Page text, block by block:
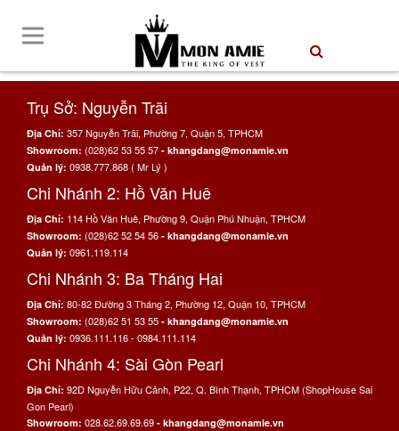
Trụ Sở: Nguyễn Trãi
Địa Chỉ: 357 Nguyễn Trãi, Phường 7, Quận 5, TPHCM
Showroom: (028)62 53 55 57 - khangdang@monamie.vn
Quản lý: 0938.777.868 ( Mr Lý )
Chi Nhánh 2: Hồ Văn Huê
Địa Chỉ: 114 Hồ Văn Huê, Phường 9, Quận Phú Nhuận, TPHCM
Showroom: (028)62 52 54 56 - khangdang@monamie.vn
Quản lý: 0961.119.114
Chi Nhánh 3: Ba Tháng Hai
Địa Chỉ: 80-82 Đường 3 Tháng 2, Phường 12, Quận 10, TPHCM
Showroom: (028)62 51 53 55 - khangdang@monamie.vn
Quản lý: 0936.111.116 - 0984.111.114
Chi Nhánh 4: Sài Gòn Pearl
Địa Chỉ: 92D Nguyễn Hữu Cảnh, P22, Q. Bình Thạnh, TPHCM (ShopHouse Sai
Gon Pearl)
Showroom: 028.62.69.69.69 - khangdang@monamie.vn